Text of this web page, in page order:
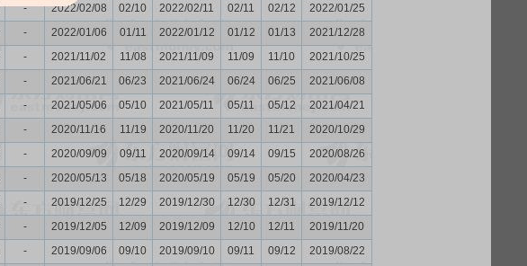
- 2022/02/08 02/10 2022/02/11 02/11 02/12
2022/01/25
- 2022/01/06 01/11 2022/01/12 01/12 01/13
2021/12/28
- 2021/11/02 11/08 2021/11/09 11/09 11/10
2021/10/25
- 2021/06/21 06/23 2021/06/24 06/24 06/25
2021/06/08
- 2021/05/06 05/10 2021/05/11 05/11 05/12
2021/04/21
- 2020/11/16 11/19 2020/11/20 11/20 11/21
2020/10/29
- 2020/09/09 09/11 2020/09/14 09/14 09/15
2020/08/26
- 2020/05/13 05/18 2020/05/19 05/19 05/20
2020/04/23
- 2019/12/25 12/29 2019/12/30 12/30 12/31
2019/12/12
- 2019/12/05 12/09 2019/12/09 12/10 12/11
2019/11/20
- 2019/09/06 09/10 2019/09/10 09/11 09/12
2019/08/22